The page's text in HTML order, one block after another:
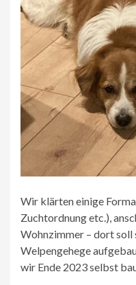
Wir klärten einige
Zuchtordnung etc.),
Wohnzimmer – dort
Welpengehege
wir Ende 2023 selbst